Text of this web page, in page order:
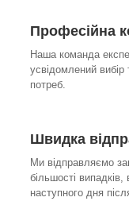
Професійна
Наша команда
усвідомлений
потреб.
Швидка
Ми відправляємо
більшості
наступного дня